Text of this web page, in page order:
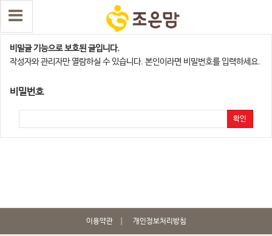
용인점
비밀글 기능으로 보호된 글입니다.
작성자와 관리자만 열람하실 수 있습니다. 본인이라면 비밀번호를 입력하세요.
비밀번호
확인
이용약관 개인정보처리방침